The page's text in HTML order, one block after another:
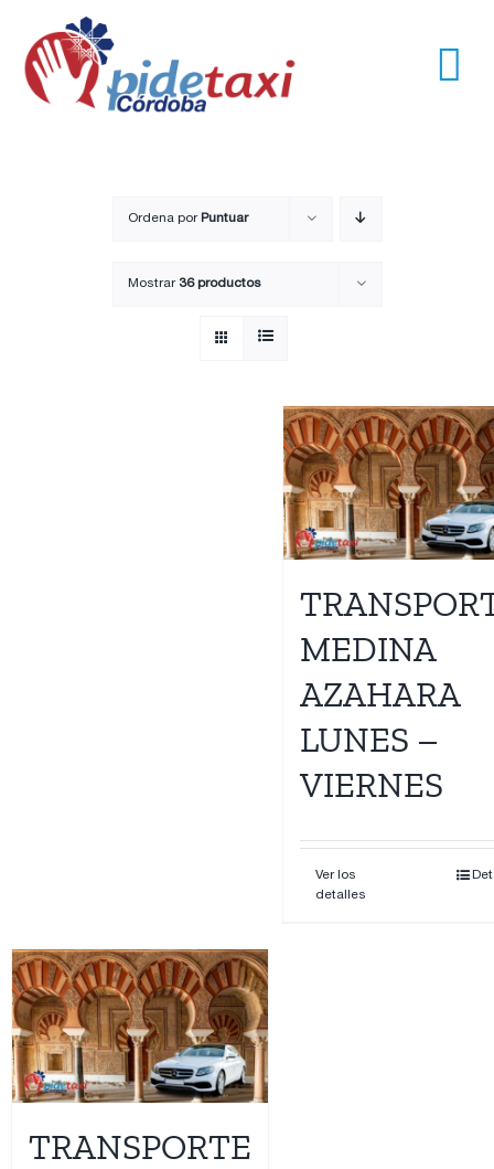
contenido
Ordena por Puntuar
Mostrar 36 productos
MEDINA
AZAHARA
LUNES –
VIERNES
Ver los
detalles
TRANSPORTE